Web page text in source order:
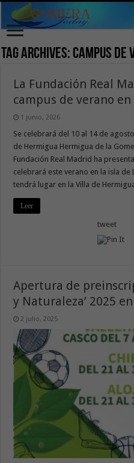
Tag Archives: Campus de
La Fundación Real
campus de verano en
1 junio, 2026
Se celebrará del 10 al 14 de
de Hermigua Hermigua de la
Fundación Real Madrid ha
celebrará este verano en la isla de
tendrá lugar en la Villa de
Leer
tweet
Apertura de
y Naturaleza’ 2025
2 julio, 2025